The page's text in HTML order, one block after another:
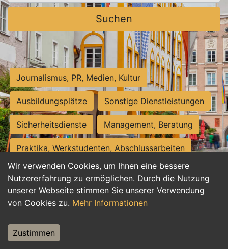
Wir verwenden Cookies, um Ihnen eine bessere
Nutzererfahrung zu ermöglichen. Durch die Nutzung
unserer Webseite stimmen Sie unserer Verwendung
von Cookies zu. Mehr Informationen
Zustimmen
Suchen
Journalismus, PR, Medien, Kultur
Ausbildungsplätze Sonstige Dienstleistungen
Sicherheitsdienste Management, Beratung
Praktika, Werkstudenten, Abschlussarbeiten
Personalwesen Assistenz, Sekretariat
Hilfskräfte, Aushilfs- und Nebenjobs
Weiterbildung, Studium, duale Ausbildung